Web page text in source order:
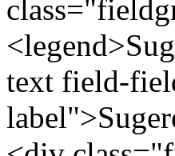
text field-